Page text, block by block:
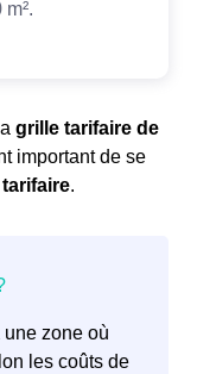
grille tarifaire de
important de se
.
zone où
les coûts de